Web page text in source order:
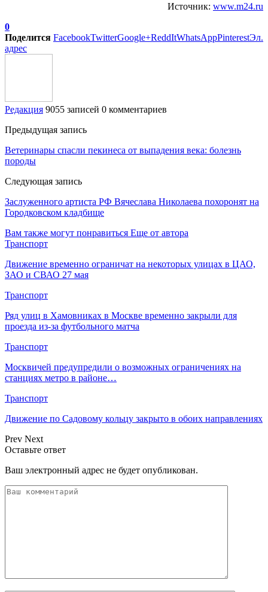
Источник: www.m24.ru
0
Поделится FacebookTwitterGoogle+ReddItWhatsAppPinterestЭл.
адрес
Редакция 9055 записей 0 комментариев
Предыдущая запись
Ветеринары спасли пекинеса от выпадения века: болезнь
породы
Следующая запись
Заслуженного артиста РФ Вячеслава Николаева похоронят на
Городковском кладбище
Вам также могут понравиться Еще от автора
Транспорт
Движение временно ограничат на некоторых улицах в ЦАО,
ЗАО и СВАО 27 мая
Транспорт
Ряд улиц в Хамовниках в Москве временно закрыли для
проезда из-за футбольного матча
Транспорт
Москвичей предупредили о возможных ограничениях на
станциях метро в районе…
Транспорт
Движение по Садовому кольцу закрыто в обоих направлениях
Prev Next
Оставьте ответ
Ваш электронный адрес не будет опубликован.